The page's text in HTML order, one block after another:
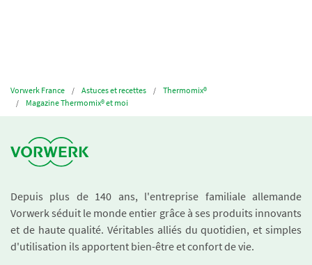
Vorwerk France Astuces et recettes
Thermomix®
Magazine Thermomix® et moi
Depuis plus de 140 ans, l'entreprise familiale allemande
Vorwerk séduit le monde entier grâce à ses produits innovants
et de haute qualité. Véritables alliés du quotidien, et simples
d'utilisation ils apportent bien-être et confort de vie.